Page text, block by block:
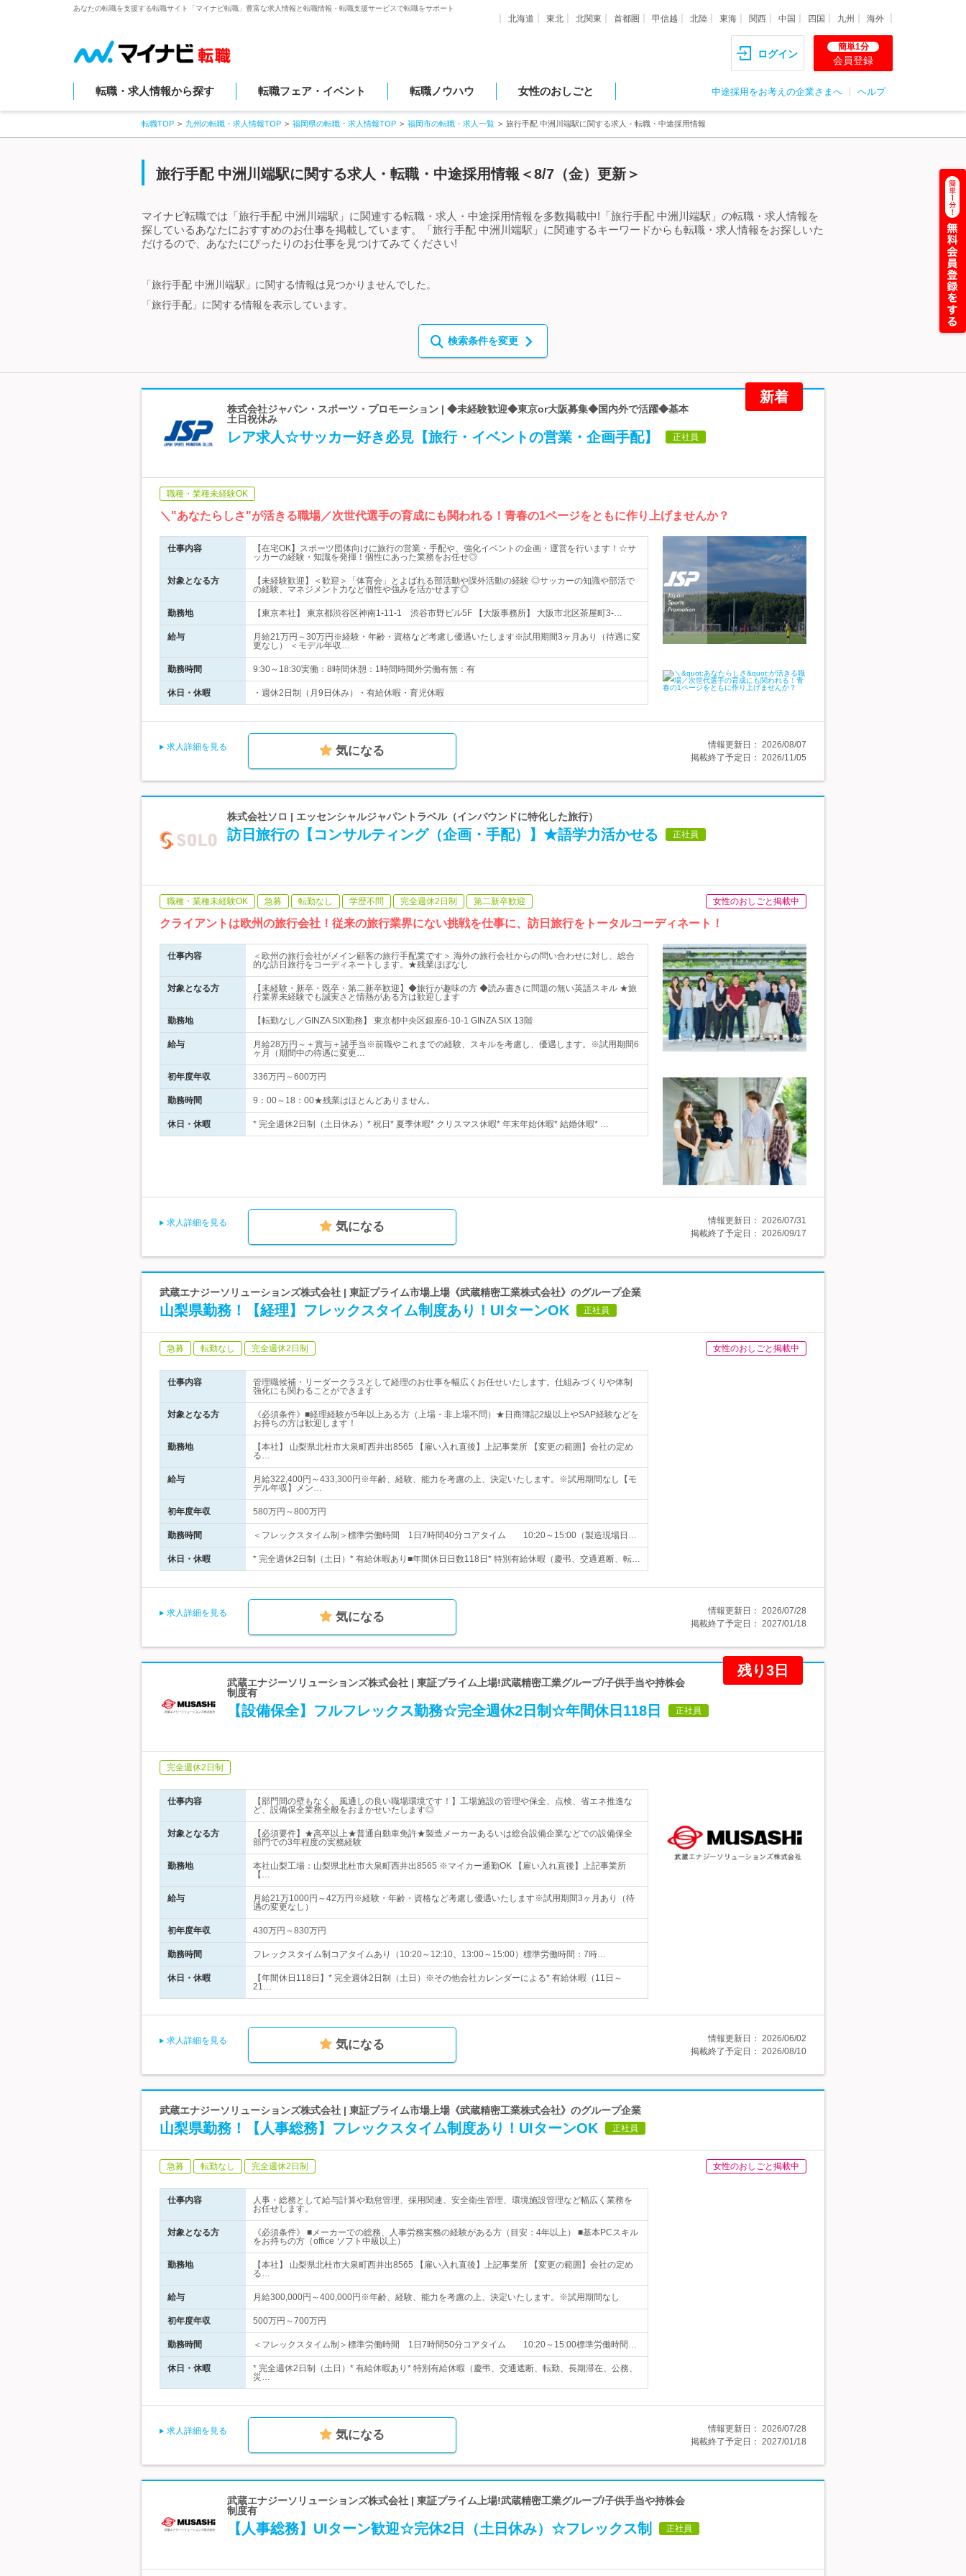
あなたの転職を支援する転職サイト「マイナビ転職」豊富な求人情報と転職情報・転職支援サービスで転職をサポート
北海道 東北 北関東 首都圏 甲信越 北陸 東海 関西 中国 四国 九州 海外
ログイン
簡単1分
会員登録
転職・求人情報から探す 転職フェア・イベント 転職ノウハウ 女性のおしごと 中途採用をお考えの企業さまへ ヘルプ
転職TOP 九州の転職・求人情報TOP 福岡県の転職・求人情報TOP 福岡市の転職・求人一覧 旅行手配 中洲川端駅に関する求人・転職・中途採用情報
旅行手配 中洲川端駅に関する求人・転職・中途採用情報＜8/7（金）更新＞
マイナビ転職では「旅行手配 中洲川端駅」に関連する転職・求人・中途採用情報を多数掲載中!「旅行手配 中洲川端駅」の転職・求人情報を
探しているあなたにおすすめのお仕事を掲載しています。「旅行手配 中洲川端駅」に関連するキーワードからも転職・求人情報をお探しいた
だけるので、あなたにぴったりのお仕事を見つけてみてください!
「旅行手配 中洲川端駅」に関する情報は見つかりませんでした。
「旅行手配」に関する情報を表示しています。
検索条件を変更
新着
株式会社ジャパン・スポーツ・プロモーション | ◆未経験歓迎◆東京or大阪募集◆国内外で活躍◆基本
土日祝休み
レア求人☆サッカー好き必見【旅行・イベントの営業・企画手配】 正社員
職種・業種未経験OK
＼"あなたらしさ"が活きる職場／次世代選手の育成にも関われる！青春の1ページをともに作り上げませんか？
仕事内容
【在宅OK】スポーツ団体向けに旅行の営業・手配や、強化イベントの企画・運営を行います！☆サ
ッカーの経験・知識を発揮！個性にあった業務をお任せ◎
対象となる方
【未経験歓迎】＜歓迎＞「体育会」とよばれる部活動や課外活動の経験 ◎サッカーの知識や部活で
の経験、マネジメント力など個性や強みを活かせます◎
勤務地 【東京本社】 東京都渋谷区神南1-11-1 渋谷市野ビル5F 【大阪事務所】 大阪市北区茶屋町3-…
給与
月給21万円～30万円※経験・年齢・資格など考慮し優遇いたします※試用期間3ヶ月あり（待遇に変
更なし） ＜モデル年収…
勤務時間 9:30～18:30実働：8時間休憩：1時間時間外労働有無：有
休日・休暇 ・週休2日制（月9日休み）・有給休暇・育児休暇
求人詳細を見る 気になる 情報更新日： 2026/08/07
掲載終了予定日： 2026/11/05
株式会社ソロ | エッセンシャルジャパントラベル（インバウンドに特化した旅行）
訪日旅行の【コンサルティング（企画・手配）】★語学力活かせる 正社員
職種・業種未経験OK 急募 転勤なし 学歴不問 完全週休2日制 第二新卒歓迎 女性のおしごと掲載中
クライアントは欧州の旅行会社！従来の旅行業界にない挑戦を仕事に、訪日旅行をトータルコーディネート！
仕事内容
＜欧州の旅行会社がメイン顧客の旅行手配業です＞ 海外の旅行会社からの問い合わせに対し、総合
的な訪日旅行をコーディネートします。★残業ほぼなし
対象となる方
【未経験・新卒・既卒・第二新卒歓迎】◆旅行が趣味の方 ◆読み書きに問題の無い英語スキル ★旅
行業界未経験でも誠実さと情熱がある方は歓迎します
勤務地 【転勤なし／GINZA SIX勤務】 東京都中央区銀座6-10-1 GINZA SIX 13階
給与
月給28万円～＋賞与＋諸手当※前職やこれまでの経験、スキルを考慮し、優遇します。※試用期間6
ヶ月（期間中の待遇に変更…
初年度年収 336万円～600万円
勤務時間 9：00～18：00★残業はほとんどありません。
休日・休暇 * 完全週休2日制（土日休み）* 祝日* 夏季休暇* クリスマス休暇* 年末年始休暇* 結婚休暇* …
求人詳細を見る 気になる 情報更新日： 2026/07/31
掲載終了予定日： 2026/09/17
武蔵エナジーソリューションズ株式会社 | 東証プライム市場上場《武蔵精密工業株式会社》のグループ企業
山梨県勤務！【経理】フレックスタイム制度あり！UIターンOK 正社員
急募 転勤なし 完全週休2日制 女性のおしごと掲載中
仕事内容
管理職候補・リーダークラスとして経理のお仕事を幅広くお任せいたします。仕組みづくりや体制
強化にも関わることができます
対象となる方
《必須条件》■経理経験が5年以上ある方（上場・非上場不問）★日商簿記2級以上やSAP経験などを
お持ちの方は歓迎します！
勤務地
【本社】 山梨県北杜市大泉町西井出8565 【雇い入れ直後】上記事業所 【変更の範囲】会社の定め
る…
給与
月給322,400円～433,300円※年齢、経験、能力を考慮の上、決定いたします。※試用期間なし【モ
デル年収】メン…
初年度年収 580万円～800万円
勤務時間 ＜フレックスタイム制＞標準労働時間 1日7時間40分コアタイム 10:20～15:00（製造現場日…
休日・休暇 * 完全週休2日制（土日）* 有給休暇あり■年間休日日数118日* 特別有給休暇（慶弔、交通遮断、転…
求人詳細を見る 気になる 情報更新日： 2026/07/28
掲載終了予定日： 2027/01/18
残り3日
武蔵エナジーソリューションズ株式会社 | 東証プライム上場!武蔵精密工業グループ/子供手当や持株会
制度有
【設備保全】フルフレックス勤務☆完全週休2日制☆年間休日118日 正社員
完全週休2日制
仕事内容
【部門間の壁もなく、風通しの良い職場環境です！】工場施設の管理や保全、点検、省エネ推進な
ど、設備保全業務全般をおまかせいたします◎
対象となる方
【必須要件】★高卒以上★普通自動車免許★製造メーカーあるいは総合設備企業などでの設備保全
部門での3年程度の実務経験
勤務地
本社山梨工場：山梨県北杜市大泉町西井出8565 ※マイカー通勤OK 【雇い入れ直後】上記事業所
【…
給与
月給21万1000円～42万円※経験・年齢・資格など考慮し優遇いたします※試用期間3ヶ月あり（待
遇の変更なし）
初年度年収 430万円～830万円
勤務時間 フレックスタイム制コアタイムあり（10:20～12:10、13:00～15:00）標準労働時間：7時…
休日・休暇
【年間休日118日】* 完全週休2日制（土日）※その他会社カレンダーによる* 有給休暇（11日～
21…
求人詳細を見る 気になる 情報更新日： 2026/06/02
掲載終了予定日： 2026/08/10
武蔵エナジーソリューションズ株式会社 | 東証プライム市場上場《武蔵精密工業株式会社》のグループ企業
山梨県勤務！【人事総務】フレックスタイム制度あり！UIターンOK 正社員
急募 転勤なし 完全週休2日制 女性のおしごと掲載中
仕事内容
人事・総務として給与計算や勤怠管理、採用関連、安全衛生管理、環境施設管理など幅広く業務を
お任せします。
対象となる方
《必須条件》 ■メーカーでの総務、人事労務実務の経験がある方（目安：4年以上） ■基本PCスキル
をお持ちの方（office ソフト中級以上）
勤務地
【本社】 山梨県北杜市大泉町西井出8565 【雇い入れ直後】上記事業所 【変更の範囲】会社の定め
る…
給与 月給300,000円～400,000円※年齢、経験、能力を考慮の上、決定いたします。※試用期間なし
初年度年収 500万円～700万円
勤務時間 ＜フレックスタイム制＞標準労働時間 1日7時間50分コアタイム 10:20～15:00標準労働時間…
休日・休暇
* 完全週休2日制（土日）* 有給休暇あり* 特別有給休暇（慶弔、交通遮断、転勤、長期滞在、公務、
災…
求人詳細を見る 気になる 情報更新日： 2026/07/28
掲載終了予定日： 2027/01/18
武蔵エナジーソリューションズ株式会社 | 東証プライム上場!武蔵精密工業グループ/子供手当や持株会
制度有
【人事総務】UIターン歓迎☆完休2日（土日休み）☆フレックス制 正社員